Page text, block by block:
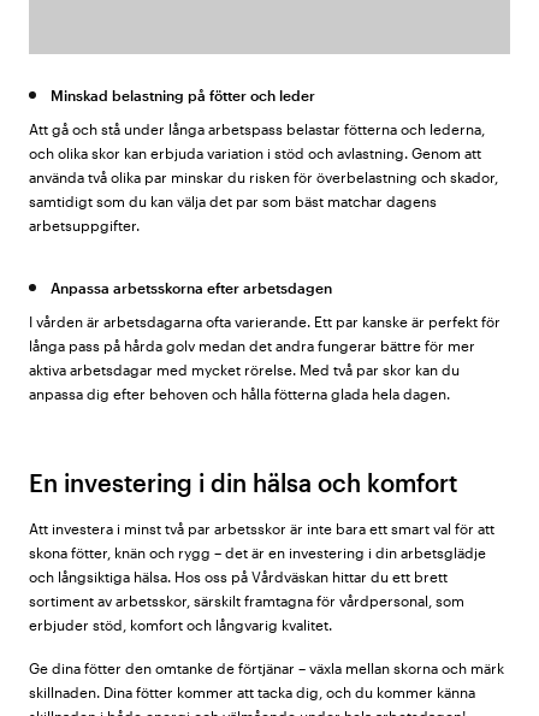
Minskad belastning på fötter och leder
Att gå och stå under långa arbetspass belastar fötterna och lederna,
och olika skor kan erbjuda variation i stöd och avlastning. Genom att
använda två olika par minskar du risken för överbelastning och skador,
samtidigt som du kan välja det par som bäst matchar dagens
arbetsuppgifter.
Anpassa arbetsskorna efter arbetsdagen
I vården är arbetsdagarna ofta varierande. Ett par kanske är perfekt för
långa pass på hårda golv medan det andra fungerar bättre för mer
aktiva arbetsdagar med mycket rörelse. Med två par skor kan du
anpassa dig efter behoven och hålla fötterna glada hela dagen.
En investering i din hälsa och komfort
Att investera i minst två par arbetsskor är inte bara ett smart val för att
skona fötter, knän och rygg – det är en investering i din arbetsglädje
och långsiktiga hälsa. Hos oss på Vårdväskan hittar du ett brett
sortiment av arbetsskor, särskilt framtagna för vårdpersonal, som
erbjuder stöd, komfort och långvarig kvalitet.
Ge dina fötter den omtanke de förtjänar – växla mellan skorna och märk
skillnaden. Dina fötter kommer att tacka dig, och du kommer känna